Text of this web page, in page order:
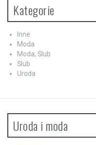
Kategorie
Inne
Moda
Moda, Ślub
Ślub
Uroda
Uroda i moda